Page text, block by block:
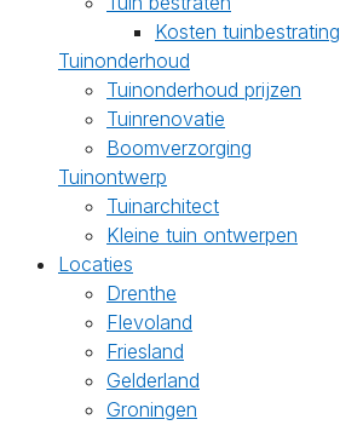
Kosten tuinbestrating
Tuinonderhoud
Tuinonderhoud prijzen
Tuinrenovatie
Boomverzorging
Tuinontwerp
Tuinarchitect
Kleine tuin ontwerpen
Locaties
Drenthe
Flevoland
Friesland
Gelderland
Groningen